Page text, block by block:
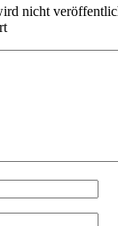
nicht